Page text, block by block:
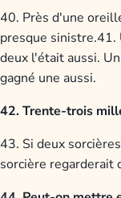
40. Près d'une
presque sinistre.41.
deux l'était aussi.
gagné une aussi.
42. Trente-trois
43. Si deux
sorcière regarderait